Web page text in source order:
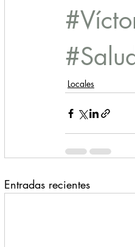
Locales
Entradas recientes